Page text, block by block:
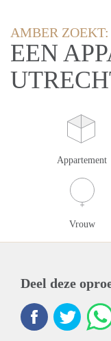
AMBER ZOEKT:
EEN
Appartement
Vrouw
Deel deze